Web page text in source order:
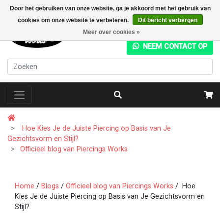
Door het gebruiken van onze website, ga je akkoord met het gebruik van
cookies om onze website te verbeteren.
Dit bericht verbergen
Meer over cookies »
NEEM CONTACT OP
Hoe Kies Je de Juiste Piercing op Basis van Je
Gezichtsvorm en Stijl?
Officieel blog van Piercings Works
Home / Blogs / Officieel blog van Piercings Works / Hoe
Kies Je de Juiste Piercing op Basis van Je Gezichtsvorm en
Stijl?